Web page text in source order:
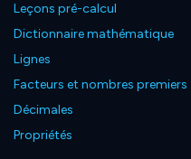
Leçons pré-calcul
Dictionnaire mathématique
Lignes
Facteurs et nombres premiers
Décimales
Propriétés